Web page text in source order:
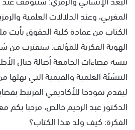
المغربي، وعند الدلالات العلمية
الكتاب من عمادة كلية الحقوق بأيت
الهوية الفكرية للمؤلف: سنقترب من
تنسه فضاءات الجامعة أصالة جبال
التنشئة العلمية والقيمية التي نهلها
ليقدم نموذجا للأكاديمي المرتبط
الدكتور عبد الرحيم خالص، مرحبا بكم
الفكرة: كيف ولد هذا الكتاب؟